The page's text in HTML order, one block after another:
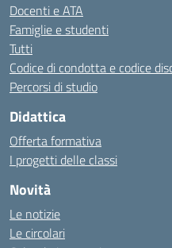
Docenti e ATA
Famiglie e studenti
Tutti
Codice di condotta e codice
Percorsi di studio
Didattica
Offerta formativa
I progetti delle classi
Novità
Le notizie
Le circolari